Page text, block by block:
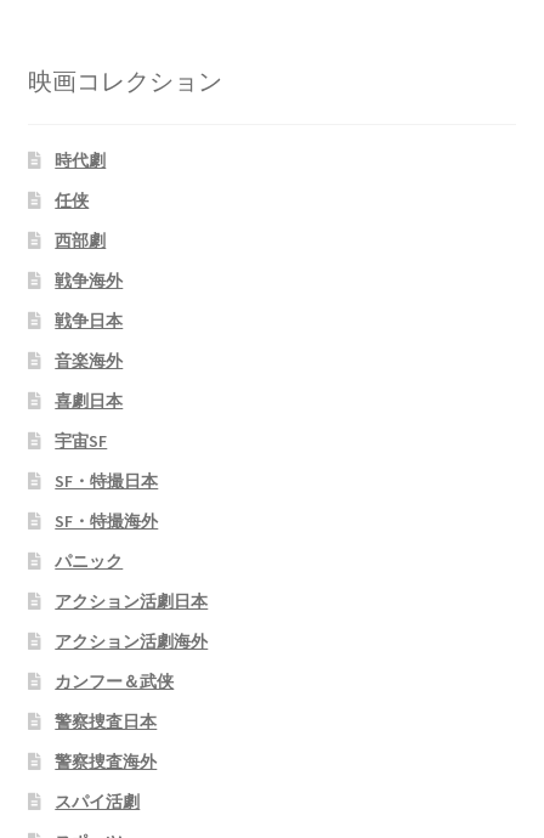
映画コレクション
時代劇
任侠
西部劇
戦争海外
戦争日本
音楽海外
喜劇日本
宇宙SF
SF・特撮日本
SF・特撮海外
パニック
アクション活劇日本
アクション活劇海外
カンフー＆武侠
警察捜査日本
警察捜査海外
スパイ活劇